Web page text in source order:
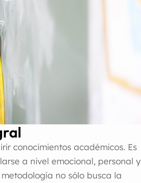
conocimientos académicos. Es
a nivel emocional, personal y
no sólo busca la